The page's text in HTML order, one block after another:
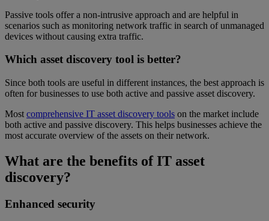
Passive tools offer a non-intrusive approach and are helpful in
scenarios such as monitoring network traffic in search of unmanaged
devices without causing extra traffic.
Which asset discovery tool is better?
Since both tools are useful in different instances, the best approach is
often for businesses to use both active and passive asset discovery.
Most comprehensive IT asset discovery tools on the market include
both active and passive discovery. This helps businesses achieve the
most accurate overview of the assets on their network.
What are the benefits of IT asset
discovery?
Enhanced security